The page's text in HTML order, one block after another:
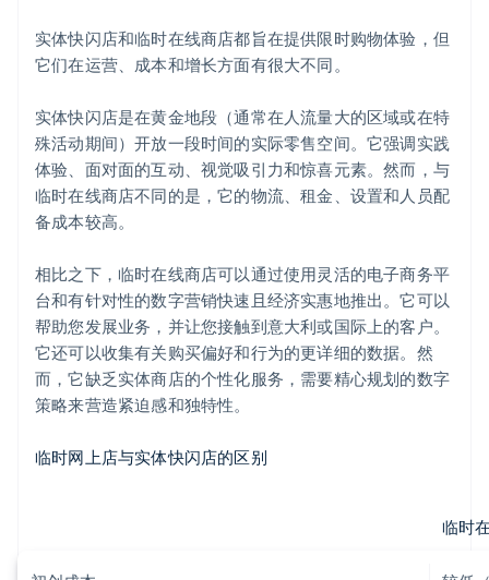
实体快闪店和临时在线商店都旨在提供限时购物体验，但
它们在运营、成本和增长方面有很大不同。
实体快闪店是在黄金地段（通常在人流量大的区域或在特
殊活动期间）开放一段时间的实际零售空间。它强调实践
体验、面对面的互动、视觉吸引力和惊喜元素。然而，与
临时在线商店不同的是，它的物流、租金、设置和人员配
备成本较高。
相比之下，临时在线商店可以通过使用灵活的电子商务平
台和有针对性的数字营销快速且经济实惠地推出。它可以
帮助您发展业务，并让您接触到意大利或国际上的客户。
它还可以收集有关购买偏好和行为的更详细的数据。然
而，它缺乏实体商店的个性化服务，需要精心规划的数字
策略来营造紧迫感和独特性。
临时网上店与实体快闪店的区别
临时